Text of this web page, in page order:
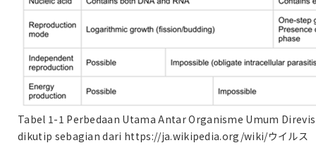
Tabel 1-1 Perbedaan Utama Antar Organisme Umum
dikutip sebagian dari https://ja.wikipedia.org/wiki/ウイルス